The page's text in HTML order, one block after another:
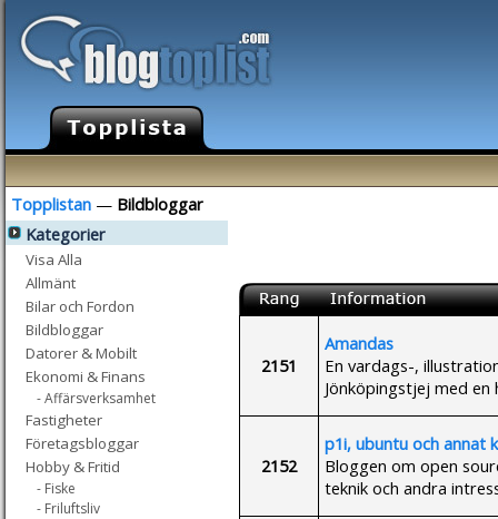
Topplistan — Bildbloggar
Kategorier
Visa Alla
Allmänt
Bilar och Fordon
Bildbloggar
Datorer & Mobilt
Ekonomi & Finans
- Affärsverksamhet
Fastigheter
Företagsbloggar
Hobby & Fritid
- Fiske
- Friluftsliv
2151
Amandas
En vardags-,
Jönköpingstjej med en
2152
p1i, ubuntu och annat
Bloggen om open
teknik och andra